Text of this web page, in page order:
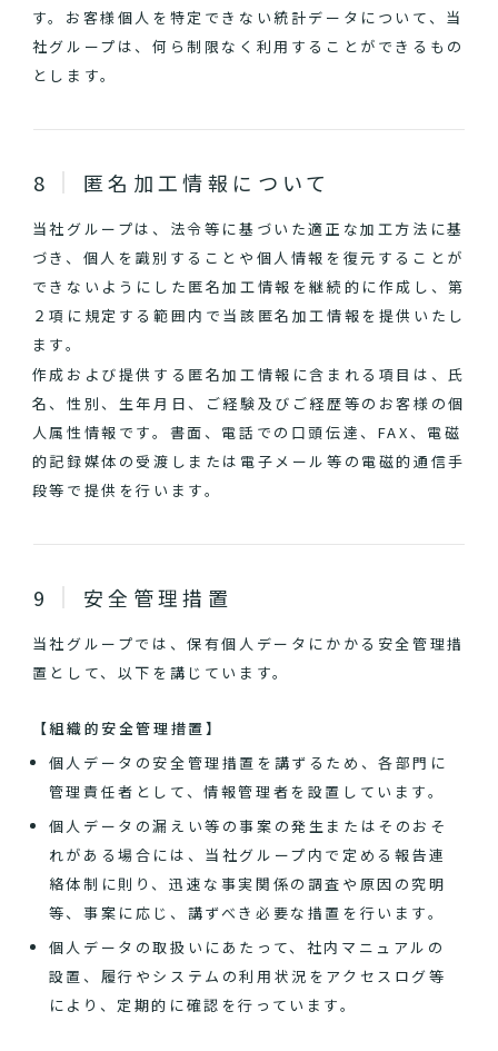
す。お客様個人を特定できない統計データについて、当
社グループは、何ら制限なく利用することができるもの
とします。
匿名加工情報について
当社グループは、法令等に基づいた適正な加工方法に基
づき、個人を識別することや個人情報を復元することが
できないようにした匿名加工情報を継続的に作成し、第
２項に規定する範囲内で当該匿名加工情報を提供いたし
ます。
作成および提供する匿名加工情報に含まれる項目は、氏
名、性別、生年月日、ご経験及びご経歴等のお客様の個
人属性情報です。書面、電話での口頭伝達、FAX、電磁
的記録媒体の受渡しまたは電子メール等の電磁的通信手
段等で提供を行います。
安全管理措置
当社グループでは、保有個人データにかかる安全管理措
置として、以下を講じています。
【組織的安全管理措置】
個人データの安全管理措置を講ずるため、各部門に
管理責任者として、情報管理者を設置しています。
個人データの漏えい等の事案の発生またはそのおそ
れがある場合には、当社グループ内で定める報告連
絡体制に則り、迅速な事実関係の調査や原因の究明
等、事案に応じ、講ずべき必要な措置を行います。
個人データの取扱いにあたって、社内マニュアルの
設置、履行やシステムの利用状況をアクセスログ等
により、定期的に確認を行っています。